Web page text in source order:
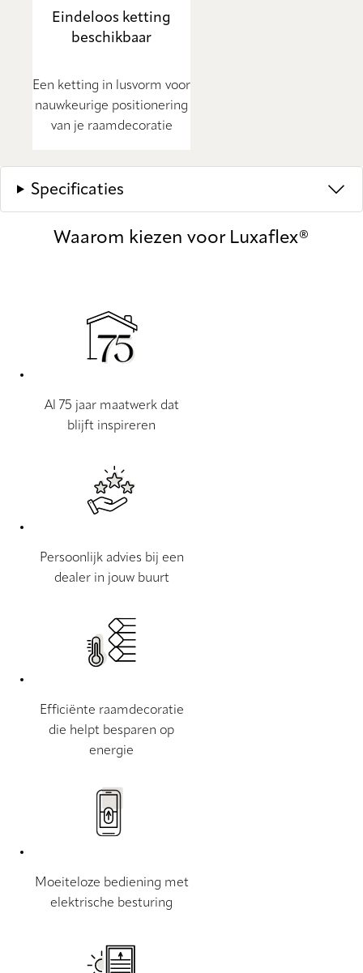
Eindeloos ketting
beschikbaar
Een ketting in lusvorm voor
nauwkeurige positionering
van je raamdecoratie
Specificaties
Waarom kiezen voor Luxaflex®
Al 75 jaar maatwerk dat
blijft inspireren
Persoonlijk advies bij een
dealer in jouw buurt
Efficiënte raamdecoratie
die helpt besparen op
energie
Moeiteloze bediening met
elektrische besturing